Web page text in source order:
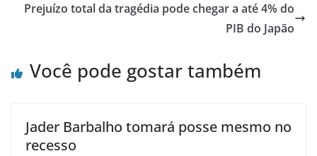
Prejuízo total da tragédia pode chegar a até 4% do
PIB do Japão
Você pode gostar também
Jader Barbalho tomará posse mesmo no
recesso